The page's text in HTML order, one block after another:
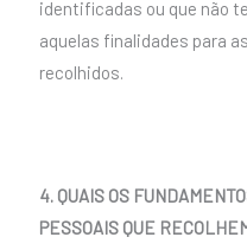
identificadas ou que não
aquelas finalidades para
recolhidos.
4. QUAIS OS
PESSOAIS QUE